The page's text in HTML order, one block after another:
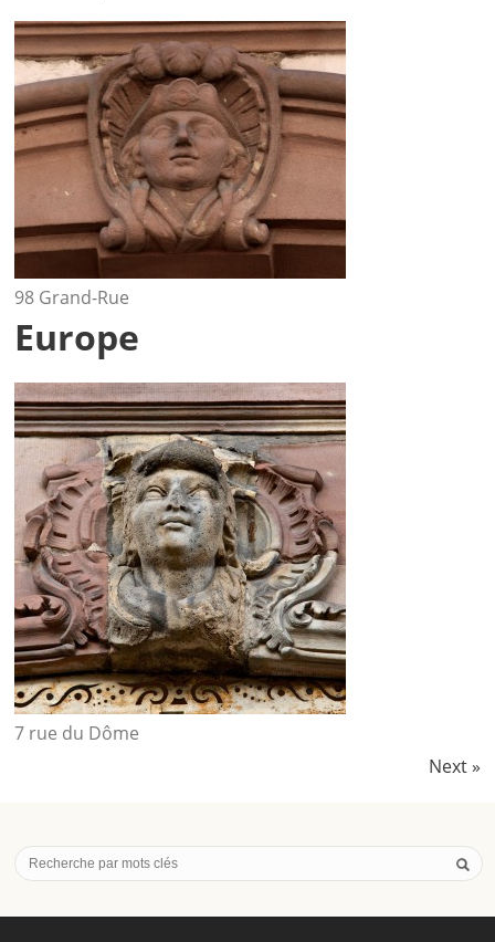
98 Grand-Rue
Europe
7 rue du Dôme
Next»